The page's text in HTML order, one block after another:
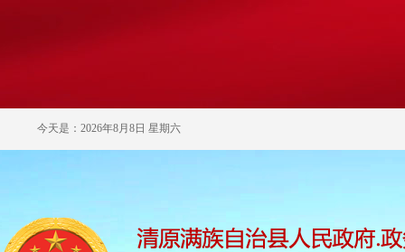
今天是：2026年8月8日 星期六